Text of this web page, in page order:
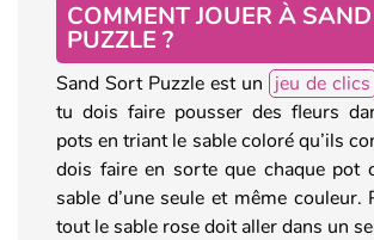
COMMENT JOUER À
PUZZLE ?
Sand Sort Puzzle est un jeu de clics
tu dois faire pousser des fleurs
pots en triant le sable coloré qu’ils
dois faire en sorte que chaque pot
sable d’une seule et même couleur.
tout le sable rose doit aller dans un